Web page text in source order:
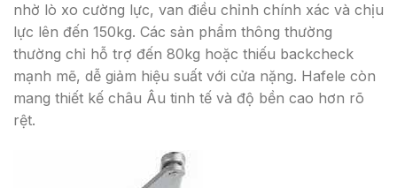
nhờ lò xo cường lực, van điều chỉnh chính xác và chịu
lực lên đến 150kg. Các sản phẩm thông thường
thường chỉ hỗ trợ đến 80kg hoặc thiếu backcheck
mạnh mẽ, dễ giảm hiệu suất với cửa nặng. Hafele còn
mang thiết kế châu Âu tinh tế và độ bền cao hơn rõ
rệt.